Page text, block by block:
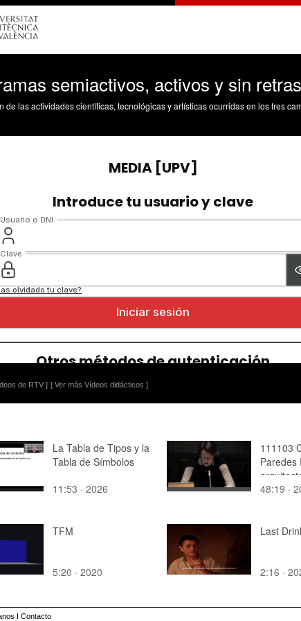
semiactivos, activos y sin
de las actividades científicas, tecnológicas y artísticas ocurridas en los tres
de RTV ] [ Ver más Vídeos didácticos ]
La Tabla de Tipos y la
Tabla de Símbolos
11:53 · 2026
111103
Paredes
48:19 ·
TFM
5:20 · 2020
Last
2:16 ·
I Contacto